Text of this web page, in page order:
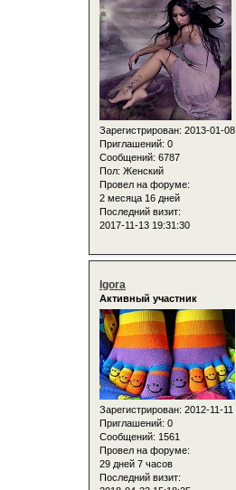
Зарегистрирован: 2013-01-08
Приглашений: 0
Сообщений: 6787
Пол: Женский
Провел на форуме:
2 месяца 16 дней
Последний визит:
2017-11-13 19:31:30
Igora
Активный участник
Зарегистрирован: 2012-11-11
Приглашений: 0
Сообщений: 1561
Провел на форуме:
29 дней 7 часов
Последний визит: